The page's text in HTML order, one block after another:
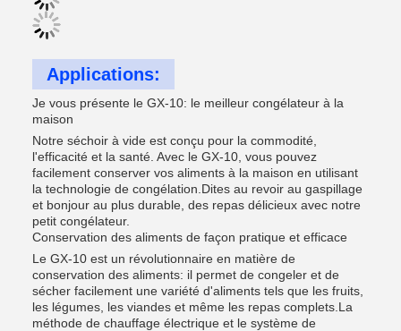
Applications:
Je vous présente le GX-10: le meilleur congélateur à la
maison
Notre séchoir à vide est conçu pour la commodité,
l'efficacité et la santé. Avec le GX-10, vous pouvez
facilement conserver vos aliments à la maison en utilisant
la technologie de congélation.Dites au revoir au gaspillage
et bonjour au plus durable, des repas délicieux avec notre
petit congélateur.
Conservation des aliments de façon pratique et efficace
Le GX-10 est un révolutionnaire en matière de
conservation des aliments: il permet de congeler et de
sécher facilement une variété d'aliments tels que les fruits,
les légumes, les viandes et même les repas complets.La
méthode de chauffage électrique et le système de